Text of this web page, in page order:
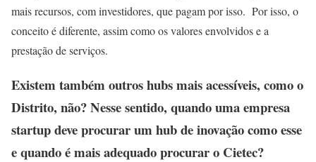
mais recursos, com investidores, que pagam por isso. Por isso, o
conceito é diferente, assim como os valores envolvidos e a
prestação de serviços.
Existem também outros hubs mais acessíveis, como o
Distrito, não? Nesse sentido, quando uma empresa
startup deve procurar um hub de inovação como esse
e quando é mais adequado procurar o Cietec?